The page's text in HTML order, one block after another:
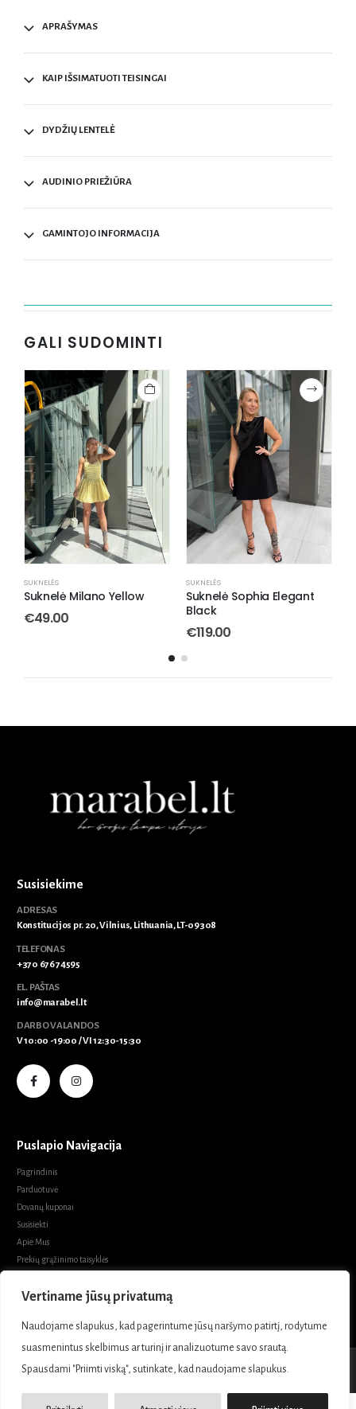
Vertiname jūsų privatumą
Naudojame slapukus, kad pagerintume jūsų naršymo patirtį, rodytume
suasmenintus skelbimus ar turinį ir analizuotume savo srautą.
Spausdami "Priimti viską", sutinkate, kad naudojame slapukus.
APRAŠYMAS
KAIP IŠSIMATUOTI TEISINGAI
DYDŽIŲ LENTELĖ
AUDINIO PRIEŽIŪRA
GAMINTOJO INFORMACIJA
GALI SUDOMINTI
SUKNELĖS
Suknelė Sophia Elegant
Black
SUKNELĖS
Suknelė Ethereal Pink
€55.00
Susisiekime
ADRESAS
Konstitucijos pr. 20, Vilnius, Lithuania, LT-09308
TELEFONAS
+370 676 74595
EL. PAŠTAS
info@marabel.lt
DARBO VALANDOS
V 10:00 -19:00 / VI 12:30-15:30
Puslapio Navigacija
Pagrindinis
Parduotuvė
Dovanų kuponai
Susisiekti
Apie Mus
Prekių grąžinimo taisyklės
Privatumo politika
Marabel Boutique. © 2021.- 2026 Visos teisės saugomos.